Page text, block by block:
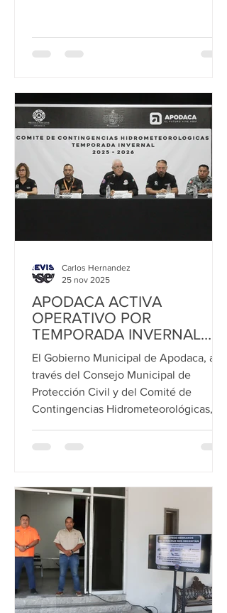
urbana y mejorar la
APODACA ACTIVA
OPERATIVO POR
TEMPORADA INVERNAL
2025-2026
El Gobierno Municipal de Apodaca, a
través del Consejo Municipal de
Protección Civil y del Comité de
Contingencias Hidrometeorológicas,
Arredondo, puso en marcha el
Protección Civil, Alejandro Tovar
Rodríguez, informó que para esta
temporada se pronostican 48 frentes
fríos, cifra superior al comportamiento
reciente y al promedio climatológico de
50 sucesos. Hasta ho
Carlos Hernandez
25 nov 2025